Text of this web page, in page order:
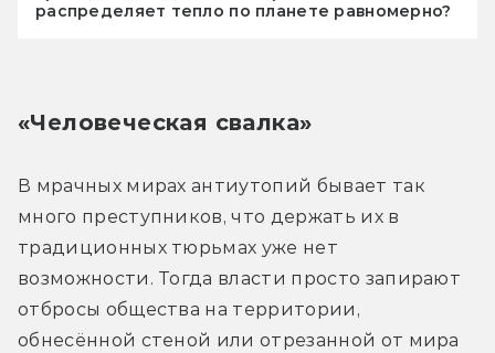
распределяет тепло по планете равномерно?
«Человеческая свалка»
В мрачных мирах антиутопий бывает так
много преступников, что держать их в
традиционных тюрьмах уже нет
возможности. Тогда власти просто запирают
отбросы общества на территории,
обнесённой стеной или отрезанной от мира